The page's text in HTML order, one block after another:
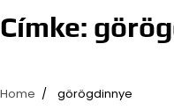
Címke:
Home görögdinnye